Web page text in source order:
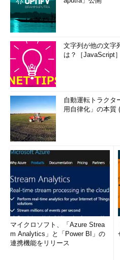
文字列が他の文字
は？［JavaScript］
自動運転トラクタ
用自律化」の本質
マイクロソフト、「Azure Strea
m Analytics」と「Power BI」の
連携機能をリリース